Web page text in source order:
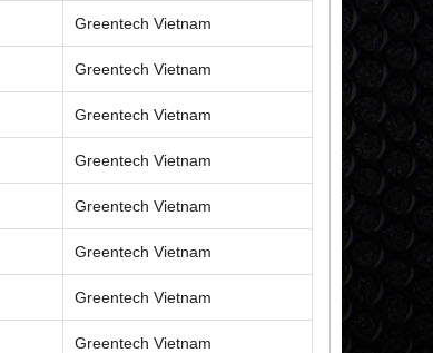
Greentech Vietnam
Greentech Vietnam
Greentech Vietnam
Greentech Vietnam
Greentech Vietnam
Greentech Vietnam
Greentech Vietnam
Greentech Vietnam